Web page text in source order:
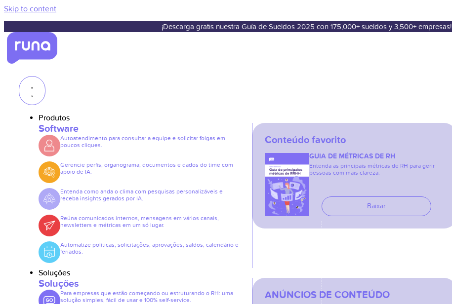
Skip to content
¡Descarga gratis nuestra Guía de Sueldos 2025 con 175,000+ sueldos y 3,500+ empresas!
Produtos
Software
Autoatendimento para consultar a equipe e solicitar folgas em
poucos cliques.
Gerencie perfis, organograma, documentos e dados do time com
apoio de IA.
Entenda como anda o clima com pesquisas personalizáveis e
receba insights gerados por IA.
Reúna comunicados internos, mensagens em vários canais,
newsletters e métricas em um só lugar.
Automatize políticas, solicitações, aprovações, saldos, calendário e
feriados.
Conteúdo favorito
GUIA DE MÉTRICAS DE RH
Entenda as principais métricas de RH para gerir
pessoas com mais clareza.
Baixar
Soluções
Soluções
Para empresas que estão começando ou estruturando o RH: uma
solução simples, fácil de usar e 100% self-service.
ANÚNCIOS DE CONTEÚDO